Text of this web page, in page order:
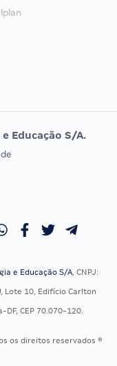
DE ORDEM
OAB
Educação S/A.
e Educação S/A, CNPJ:
Lote 10, Edifício Carlton
DF, CEP 70.070-120.
os direitos reservados ®